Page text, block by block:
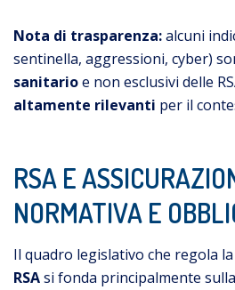
Nota di trasparenza:alcuni
sentinella, aggressioni, cyber)
sanitarioe non esclusivi delle
altamente rilevanti per il
RSA E
NORMATIVA E
Il quadro legislativo che regola la
RSAsi fonda principalmente sulla